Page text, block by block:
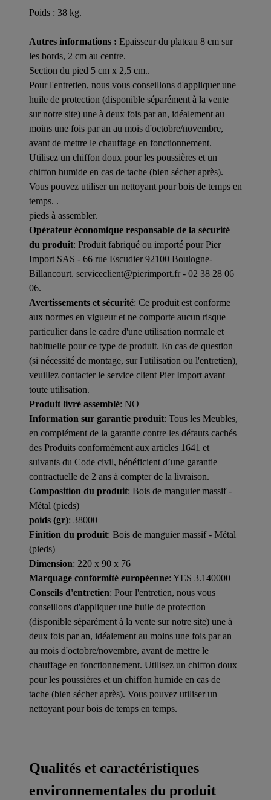
Poids : 38 kg.
Autres informations : Epaisseur du plateau 8 cm sur
les bords, 2 cm au centre.
Section du pied 5 cm x 2,5 cm..
Pour l'entretien, nous vous conseillons d'appliquer une
huile de protection (disponible séparément à la vente
sur notre site) une à deux fois par an, idéalement au
moins une fois par an au mois d'octobre/novembre,
avant de mettre le chauffage en fonctionnement.
Utilisez un chiffon doux pour les poussières et un
chiffon humide en cas de tache (bien sécher après).
Vous pouvez utiliser un nettoyant pour bois de temps en
temps. .
pieds à assembler.
Opérateur économique responsable de la sécurité
du produit: Produit fabriqué ou importé pour Pier
Import SAS - 66 rue Escudier 92100 Boulogne-
Billancourt. serviceclient@pierimport.fr - 02 38 28 06
06.
Avertissements et sécurité: Ce produit est conforme
aux normes en vigueur et ne comporte aucun risque
particulier dans le cadre d'une utilisation normale et
habituelle pour ce type de produit. En cas de question
(si nécessité de montage, sur l'utilisation ou l'entretien),
veuillez contacter le service client Pier Import avant
toute utilisation.
Produit livré assemblé: NO
Information sur garantie produit: Tous les Meubles,
en complément de la garantie contre les défauts cachés
des Produits conformément aux articles 1641 et
suivants du Code civil, bénéficient d’une garantie
contractuelle de 2 ans à compter de la livraison.
Composition du produit: Bois de manguier massif -
Métal (pieds)
poids (gr): 38000
Finition du produit: Bois de manguier massif - Métal
(pieds)
Dimension: 220 x 90 x 76
Marquage conformité européenne: YES 3.140000
Conseils d'entretien: Pour l'entretien, nous vous
conseillons d'appliquer une huile de protection
(disponible séparément à la vente sur notre site) une à
deux fois par an, idéalement au moins une fois par an
au mois d'octobre/novembre, avant de mettre le
chauffage en fonctionnement. Utilisez un chiffon doux
pour les poussières et un chiffon humide en cas de
tache (bien sécher après). Vous pouvez utiliser un
nettoyant pour bois de temps en temps.
Qualités et caractéristiques
environnementales du produit